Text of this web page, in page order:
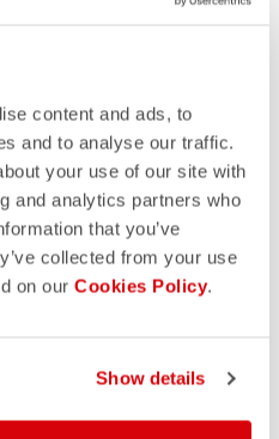
content and ads, to
and to analyse our traffic.
your use of our site with
and analytics partners who
that you’ve
collected from your use
on our Cookies Policy.
Show details